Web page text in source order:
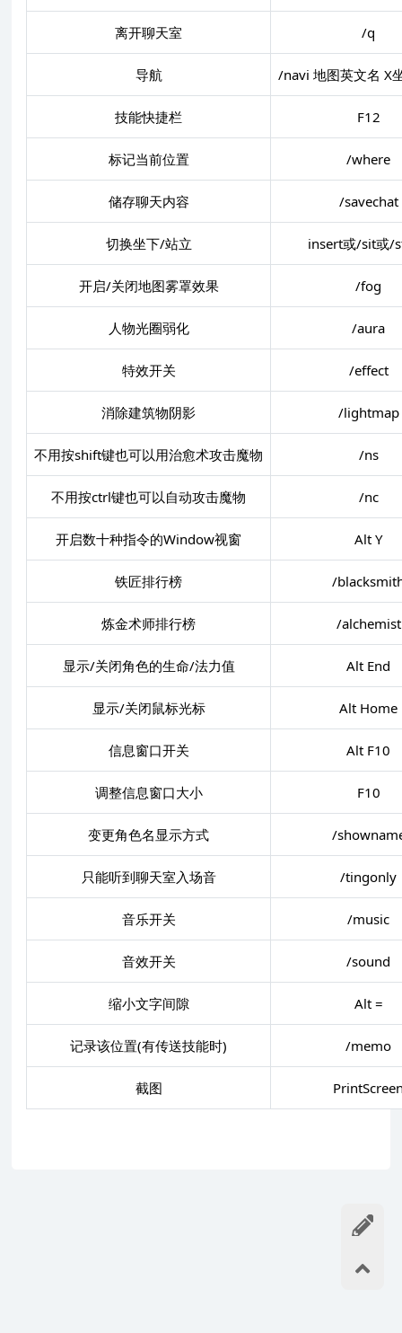
离开聊天室 /q
导航 /navi 地图英文名 X
技能快捷栏 F12
标记当前位置 /where
储存聊天内容 /savechat
切换坐下/站立 insert或/sit或/
开启/关闭地图雾罩效果 /fog
人物光圈弱化 /aura
特效开关 /effect
消除建筑物阴影 /lightmap
不用按shift键也可以用治愈术攻击魔物 /ns
不用按ctrl键也可以自动攻击魔物 /nc
开启数十种指令的Window视窗 Alt Y
铁匠排行榜 /
炼金术师排行榜 /alchemist
显示/关闭角色的生命/法力值 Alt End
显示/关闭鼠标光标 Alt Home
信息窗口开关 Alt F10
调整信息窗口大小 F10
变更角色名显示方式 /
只能听到聊天室入场音 /tingonly
音乐开关 /music
音效开关 /sound
缩小文字间隙 Alt =
记录该位置(有传送技能时) /memo
截图